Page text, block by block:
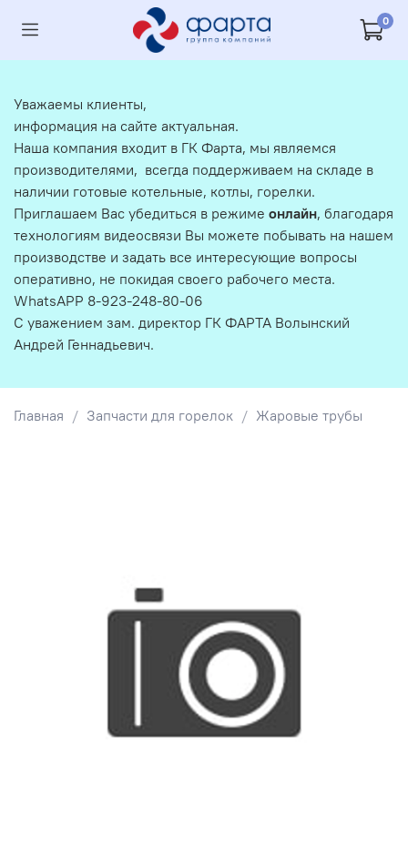
0
Главная Запчасти для горелок Жаровые трубы
Уважаемы клиенты,
информация на сайте актуальная.
Наша компания входит в ГК Фарта, мы являемся
производителями, всегда поддерживаем на складе в
наличии готовые котельные, котлы, горелки.
Приглашаем Вас убедиться в режиме онлайн, благодаря
технологиям видеосвязи Вы можете побывать на нашем
производстве и задать все интересующие вопросы
оперативно, не покидая своего рабочего места.
WhatsAPP 8-923-248-80-06
С уважением зам. директор ГК ФАРТА Волынский
Андрей Геннадьевич.